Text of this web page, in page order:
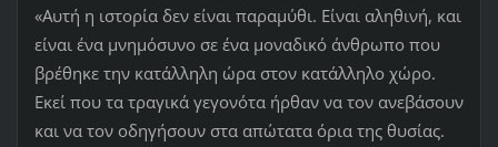
«Αυτή η ιστορία δεν είναι παραμύθι. Είναι αληθινή, και
είναι ένα μνημόσυνο σε ένα μοναδικό άνθρωπο που
βρέθηκε την κατάλληλη ώρα στον κατάλληλο χώρο.
Εκεί που τα τραγικά γεγονότα ήρθαν να τον ανεβάσουν
και να τον οδηγήσουν στα απώτατα όρια της θυσίας.